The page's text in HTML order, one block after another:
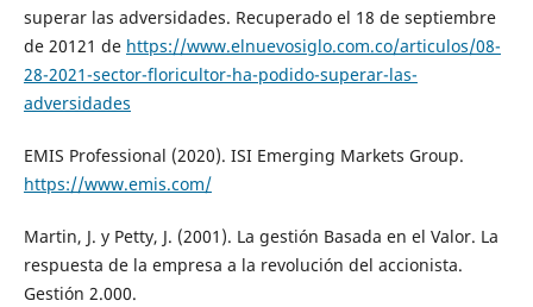
superar las adversidades. Recuperado el 18 de septiembre
de 20121 de https://www.elnuevosiglo.com.co/articulos/08-
28-2021-sector-floricultor-ha-podido-superar-las-
adversidades
EMIS Professional (2020). ISI Emerging Markets Group.
https://www.emis.com/
Martin, J. y Petty, J. (2001). La gestión Basada en el Valor. La
respuesta de la empresa a la revolución del accionista.
Gestión 2.000.